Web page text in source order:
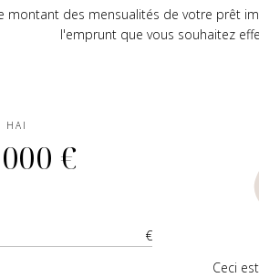
montant des mensualités de votre prêt
l'emprunt que vous souhaitez
HAI
€
€
Ceci